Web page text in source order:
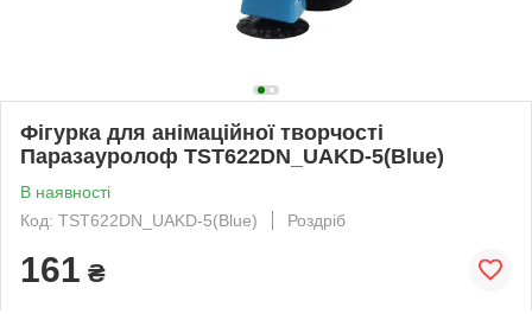
Фігурка для анімаційної творчості
Паразауролоф TST622DN_UAKD-5(Blue)
В наявності
Код: TST622DN_UAKD-5(Blue)
Роздріб
161 ₴